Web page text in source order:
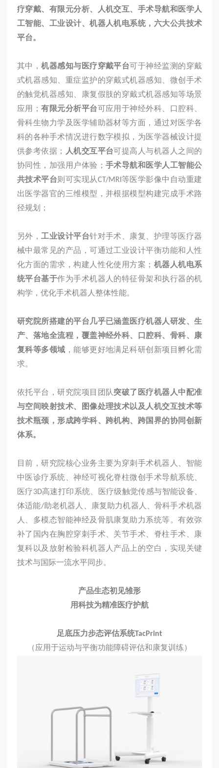
疗穿戴、有限元分析、人机交互、手术导航和医学人
工智能、工业设计、机器人机电系统，六大公共技术
平台。
其中，机器感知与医疗穿戴平台可于神经监测的穿戴
式机器感知、重症监护的穿戴式机器感知、微创手术
的触觉机器感知、康复假肢的穿戴式机器感知等场景
应用； 有限元分析平台 可应用于神经外科、口腔科、
骨科生物力学及医学辅助器材等方面，通过对医学各
科的各种手术情况进行数字模拟，为医学器械设计提
供参考依据；
人机交互平台可提高人与机器人之间的
协同性，加强用户体验； 手术导航和医学人工智能公
共技术平台则可实现从CT/MRI等医学影像中自动重建
出医学器官的三维模型，并根据模型构建完成手术路
径规划；
另外，工业设计平台针对手术、康复、护理等医疗器
械中最常见的产品，可通过工业设计平衡功能和人性
化方面的需求，构建人性化使用方案； 机器人机电系
统平台基于作为手术机器人的特征骨架和执行器的机
构学，优化手术机器人整体性能。
研究院所搭建的平台几乎已涵盖医疗机器人研发、生
产、落地全流程，覆盖神经外科、口腔科、骨科、康
复科等多领域 ，能够更好地满足科研创新项目孵化需
求。
依托平台，研究院项目团队突破了医疗机器人中配准
与空间映射技术、图像处理技术以及人机交互技术等
技术瓶颈，形成跨学科、跨机构、跨国界的协同创新
体系。
目前，研究院核心业务主要为穿刺手术机器人、智能
中医诊疗系统、神经可视化脊柱微创手术导航系统、
医疗3D高速打印系统、医疗级触觉传感与智能设备、
体适能/助老机器人、康复助力机器人、骨科手术机器
人、多模态智能神经及骨肌康复助力系统等。有效弥
补了国内在胸腔穿刺手术、关节手术、脊柱手术、康
复科以及放射检验科机器人产品上的空白，实现关键
技术与国际一流水平同步。
产品生态初见雏形
用科技为精准医疗护航
足底压力步态评估系统TacPrint
（应用于运动与平衡功能障碍评估和康复训练）